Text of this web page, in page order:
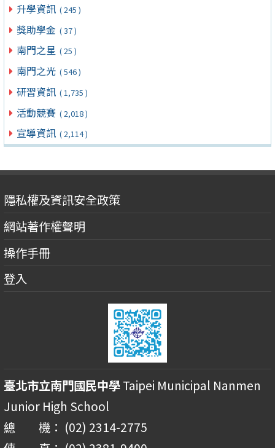
升學資訊 ( 245 )
獎助學金 ( 37 )
南門之星 ( 25 )
南門之光 ( 546 )
研習資訊 ( 1,735 )
活動競賽 ( 2,018 )
宣導資訊 ( 2,114 )
隱私權及資訊安全政策
網站著作權聲明
操作手冊
登入
臺北市立南門國民中學Taipei Municipal Nanmen
Junior High School
總 機： (02) 2314-2775